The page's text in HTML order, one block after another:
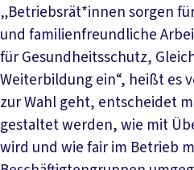
„Betriebsrät*innen sorgen
und familienfreundliche
für Gesundheitsschutz,
Weiterbildung ein“, heißt es
zur Wahl geht, entscheidet
gestaltet werden, wie mit
wird und wie fair im Betrieb